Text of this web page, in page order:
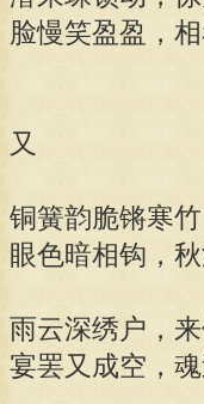
脸慢笑盈盈，相
又
铜簧韵脆锵寒
眼色暗相钩，秋
雨云深绣户，来
宴罢又成空，魂